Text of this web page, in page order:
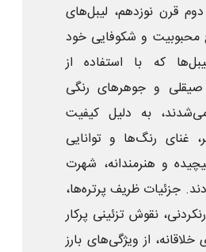
قرن نوزدهم، لیبل‌های
محبوبیت و شکوفایی خود
که با استفاده از
و جوهرهای رنگی
به دلیل کیفیت
غنای رنگ‌ها و توانایی
و هنرمندانه، شهرت
جزئیات ظریف پرتره‌ها،
نقوش تزئینی پرکار
از ویژگی‌های بارز